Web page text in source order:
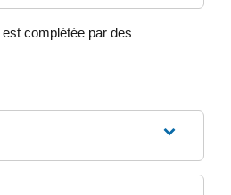
complétée par des